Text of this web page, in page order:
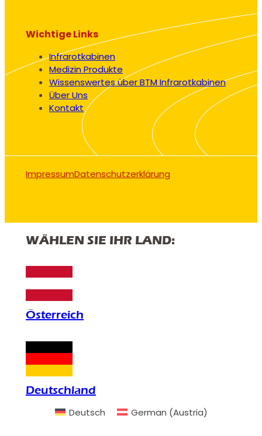
Wichtige Links
Infrarotkabinen
Medizin Produkte
Wissenswertes über BTM Infrarotkabinen
Über Uns
Kontakt
ImpressumDatenschutzerklärung
WÄHLEN SIE IHR LAND:
Österreich
Deutschland
Deutsch German (Austria)